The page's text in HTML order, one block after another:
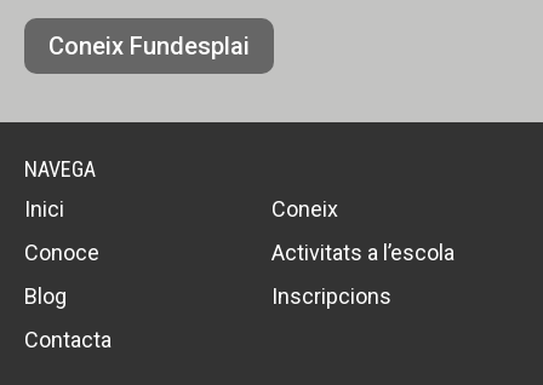
Coneix Fundesplai
NAVEGA
Inici
Coneix
Conoce
Activitats a l’escola
Blog
Inscripcions
Contacta